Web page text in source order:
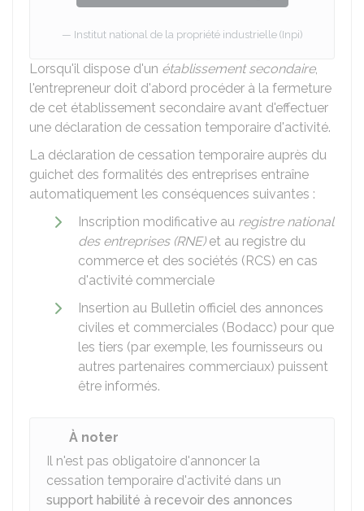
Institut national de la propriété industrielle (Inpi)
Lorsqu'il dispose d'un établissement secondaire,
l'entrepreneur doit d'abord procéder à la fermeture
de cet établissement secondaire avant d'effectuer
une déclaration de cessation temporaire d'activité.
La déclaration de cessation temporaire auprès du
guichet des formalités des entreprises entraîne
automatiquement les conséquences suivantes :
Inscription modificative au registre national
des entreprises (RNE)et au registre du
commerce et des sociétés (RCS) en cas
d'activité commerciale
Insertion au Bulletin officiel des annonces
civiles et commerciales (Bodacc) pour que
les tiers (par exemple, les fournisseurs ou
autres partenaires commerciaux) puissent
être informés.
À noter
Il n'est pas obligatoire d'annoncer la
cessation temporaire d'activité dans un
support habilité à recevoir des annonces